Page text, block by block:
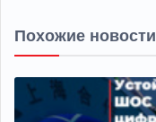
Похожие новости